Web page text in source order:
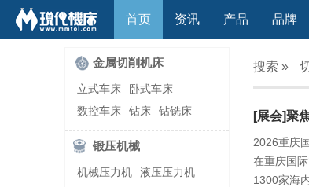
首页 资讯 产品 品牌
金属切削机床
立式车床
卧式车床
数控车床
钻床
钻铣床
立式镗(铣)床
卧式镗(铣)床
龙门铣镗床
立式铣床
卧式铣床
雕刻机
锻压机械
机械压力机
液压压力机
搜索 »
[展会]聚
2026重庆
在重庆国
1300家海